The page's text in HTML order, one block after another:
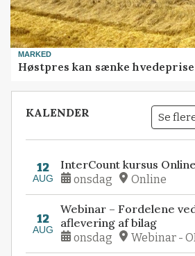
MARKED
Høstpres kan sænke
KALENDER Se
12
AUG
InterCount kursus Online
onsdag Online
12
AUG
Webinar – Fordelene
aflevering af bilag
onsdag Webinar -